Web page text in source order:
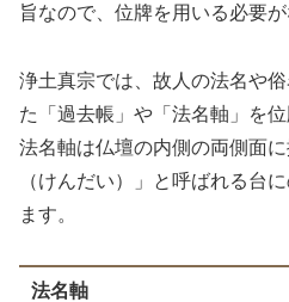
旨なので、位牌を用いる必要が
浄土真宗では、故人の法名や
た「過去帳」や「法名軸」を
法名軸は仏壇の内側の両側面
（けんだい）」と呼ばれる台
ます。
法名軸